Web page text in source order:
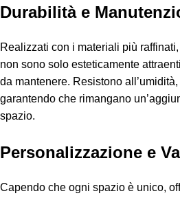
Durabilità e
Realizzati con i materiali più
non sono solo esteticamente
da mantenere. Resistono
garantendo che rimangano
spazio.
Personalizzazione e
Capendo che ogni spazio è unico,